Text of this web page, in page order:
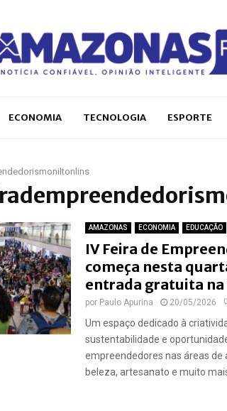
ECONOMIA TECNOLOGIA ESPORTE
AMAZONAS ECONOMIA EDUCAÇÃO
IV Feira de
começa nesta
entrada gratuita
por Paulo Apurina 20/05/2026
Um espaço dedicado à
sustentabilidade e
empreendedores nas áreas de
beleza, artesanato e muito